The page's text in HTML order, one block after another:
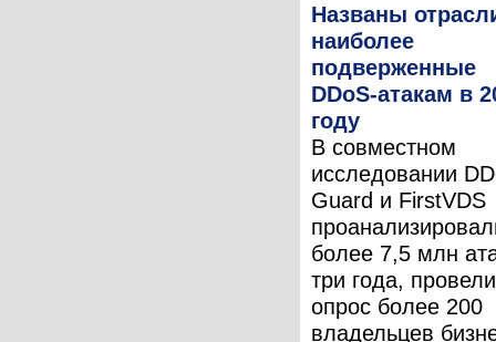
Названы
наиболее
подверженные
DDoS-атакам в
году
В совместном
исследовании
Guard и FirstVDS
более 7,5 млн
три года, провели
опрос более 200
владельцев